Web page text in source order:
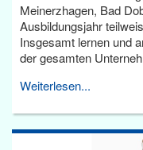
Meinerzhagen, Bad
Ausbildungsjahr
Insgesamt lernen und
der gesamten
Weiterlesen...